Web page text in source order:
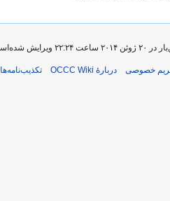
شده‌است.
خصوصی دربارهٔ OCCC Wiki تکذیب‌نامه‌ها